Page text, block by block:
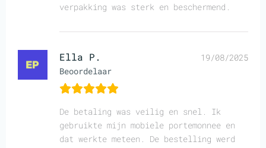
verpakking was sterk en beschermend.
Ella P.
Beoordelaar
19/08/2025
De betaling was veilig en snel. Ik
gebruikte mijn mobiele portemonnee en
dat werkte meteen. De bestelling werd